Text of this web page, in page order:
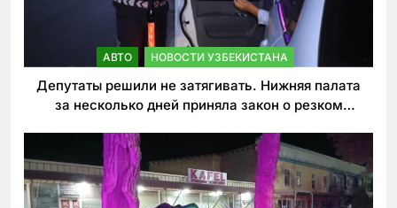
АВТО НОВОСТИ УЗБЕКИСТАНА
Депутаты решили не затягивать. Нижняя палата
за несколько дней приняла закон о резком